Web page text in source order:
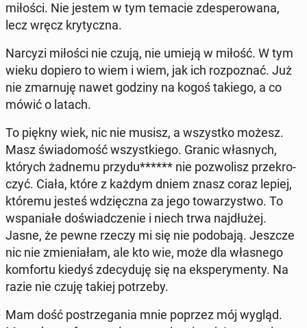
miłości. Nie jestem w tym temacie zde­spe­ro­wa­na,
lecz wręcz kry­tycz­na.
Narcyzi miłości nie czują, nie umieją w miłość. W tym
wieku dopiero to wiem i wiem, jak ich roz­po­znać. Już
nie zmar­nu­ję nawet godziny na kogoś takiego, a co
mówić o latach.
To piękny wiek, nic nie musisz, a wszyst­ko możesz.
Masz świa­do­mość wszyst­kie­go. Granic wła­snych,
których żadnemu przydu****** nie po­zwo­lisz prze­kro­
czyć. Ciała, które z każdym dniem znasz coraz lepiej,
któremu jesteś wdzięcz­na za jego to­wa­rzy­stwo. To
wspa­nia­łe do­świad­cze­nie i niech trwa naj­dłu­żej.
Jasne, że pewne rzeczy mi się nie po­do­ba­ją. Jeszcze
nic nie zmie­nia­łam, ale kto wie, może dla wła­sne­go
kom­for­tu kiedyś zde­cy­du­ję się na eks­pe­ry­men­ty. Na
razie nie czuję takiej po­trze­by.
Mam dość po­strze­ga­nia mnie poprzez mój wygląd.